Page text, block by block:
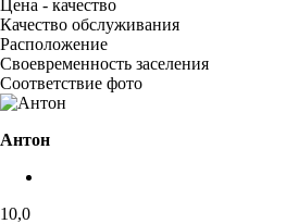
Цена - качество
Качество обслуживания
Расположение
Своевременность заселения
Соответствие фото
Антон
10,0